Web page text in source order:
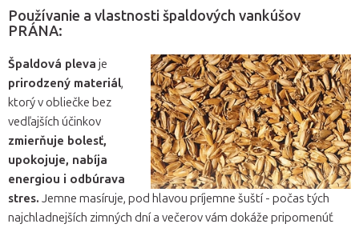
Používanie a vlastnosti špaldových vankúšov
PRÁNA:
Špaldová pleva je
prirodzený materiál,
ktorý v obliečke bez
vedľajších účinkov
zmierňuje bolesť,
upokojuje, nabíja
energiou i odbúrava
stres. Jemne masíruje, pod hlavou príjemne šuští - počas tých
najchladnejších zimných dní a večerov vám dokáže pripomenúť